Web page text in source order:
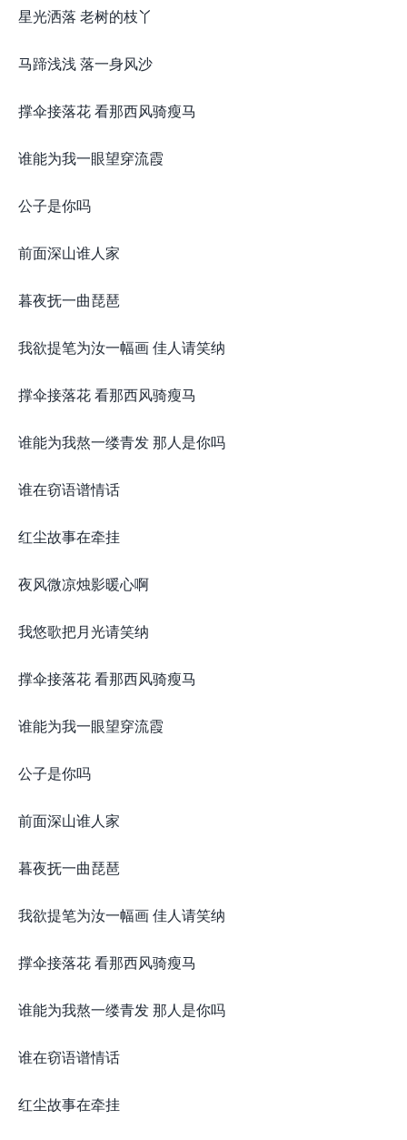
星光洒落 老树的枝丫
马蹄浅浅 落一身风沙
撑伞接落花 看那西风骑瘦马
谁能为我一眼望穿流霞
公子是你吗
前面深山谁人家
暮夜抚一曲琵琶
我欲提笔为汝一幅画 佳人请笑纳
撑伞接落花 看那西风骑瘦马
谁能为我熬一缕青发 那人是你吗
谁在窃语谱情话
红尘故事在牵挂
夜风微凉烛影暖心啊
我悠歌把月光请笑纳
撑伞接落花 看那西风骑瘦马
谁能为我一眼望穿流霞
公子是你吗
前面深山谁人家
暮夜抚一曲琵琶
我欲提笔为汝一幅画 佳人请笑纳
撑伞接落花 看那西风骑瘦马
谁能为我熬一缕青发 那人是你吗
谁在窃语谱情话
红尘故事在牵挂